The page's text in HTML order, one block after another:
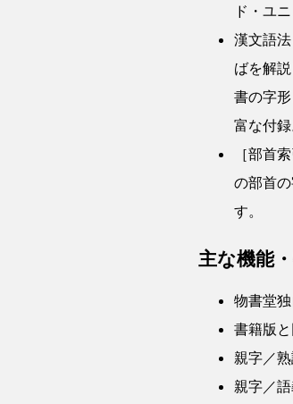
ド・ユ
漢文語
ばを解
書の字
富な付録
［部首
の部首
す。
主な機能
物書堂
書籍版
親字／
親字／